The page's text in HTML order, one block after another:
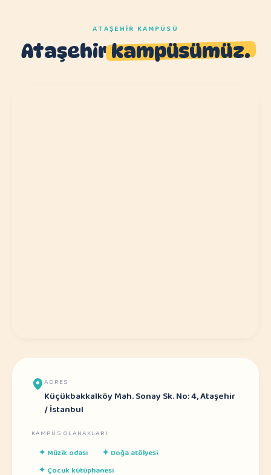
ATAŞEHIR KAMPÜSÜ
Ataşehirkampüsümüz.
ADRES
Küçükbakkalköy Mah. Sonay Sk. No: 4, Ataşehir
/ İstanbul
KAMPÜS OLANAKLARI
✦ Müzik odası ✦ Doğa atölyesi
✦ Çocuk kütüphanesi